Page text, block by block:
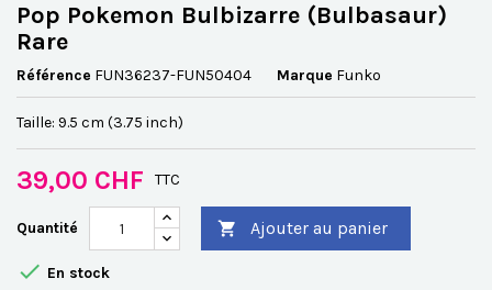
Pop Pokemon Bulbizarre (Bulbasaur)
Rare
Référence FUN36237-FUN50404 Marque Funko
Taille: 9.5 cm (3.75 inch)
39,00 CHF TTC
Quantité  Ajouter au panier
 En stock